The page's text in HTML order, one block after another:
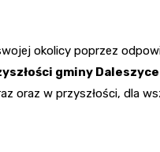
okolicy poprzez
gminy
oraz w przyszłości, dla